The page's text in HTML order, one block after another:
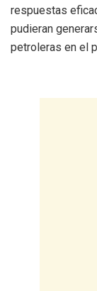
respuestas
pudieran
petroleras en el